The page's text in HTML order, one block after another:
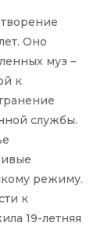
Оно
муз –
к
службы.
режиму.
к
19-летняя